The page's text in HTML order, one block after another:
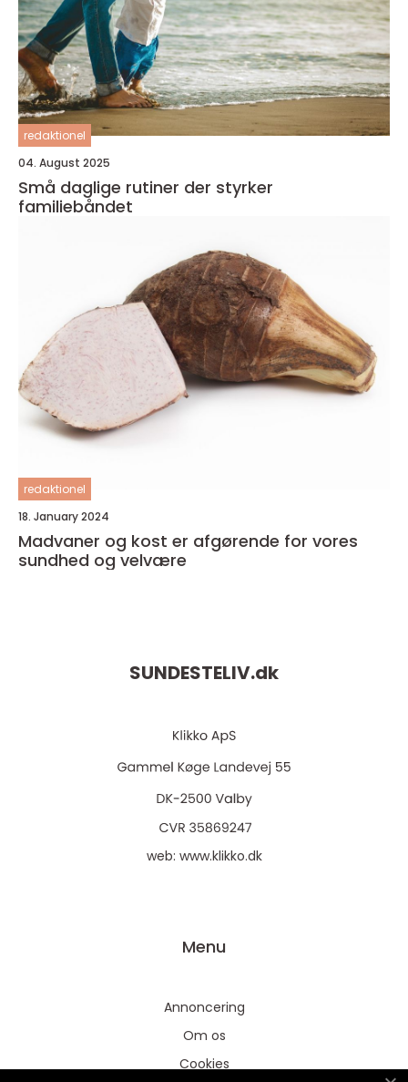
redaktionel
04. August 2025
Små daglige rutiner der styrker
familiebåndet
redaktionel
18. January 2024
Madvaner og kost er afgørende for vores
sundhed og velvære
SUNDESTELIV.dk
web: www.klikko.dk
Menu
Annoncering
Om os
Cookies